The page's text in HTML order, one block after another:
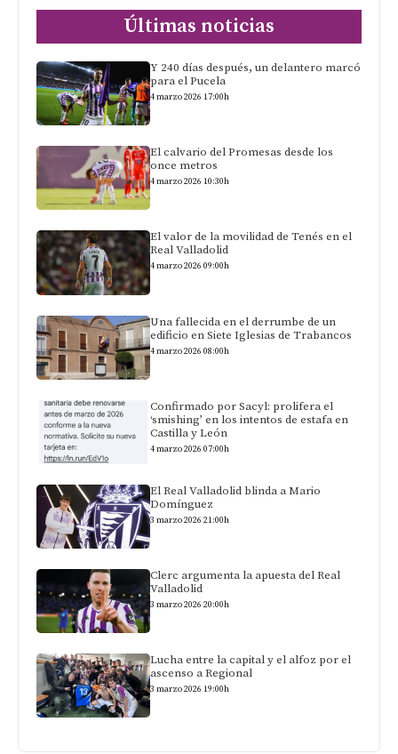
Últimas noticias
Y 240 días después, un delantero marcó
para el Pucela
4 marzo 2026 17:00h
El calvario del Promesas desde los
once metros
4 marzo 2026 10:30h
El valor de la movilidad de Tenés en el
Real Valladolid
4 marzo 2026 09:00h
Una fallecida en el derrumbe de un
edificio en Siete Iglesias de Trabancos
4 marzo 2026 08:00h
Confirmado por Sacyl: prolifera el
‘smishing’ en los intentos de estafa en
Castilla y León
4 marzo 2026 07:00h
El Real Valladolid blinda a Mario
Domínguez
3 marzo 2026 21:00h
Clerc argumenta la apuesta del Real
Valladolid
3 marzo 2026 20:00h
Lucha entre la capital y el alfoz por el
ascenso a Regional
3 marzo 2026 19:00h